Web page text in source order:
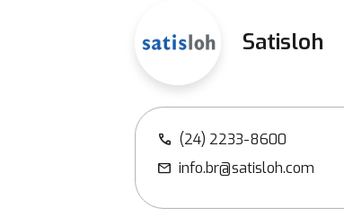
Satisloh
call (24) 2233-8600
mail info.br@satisloh.com